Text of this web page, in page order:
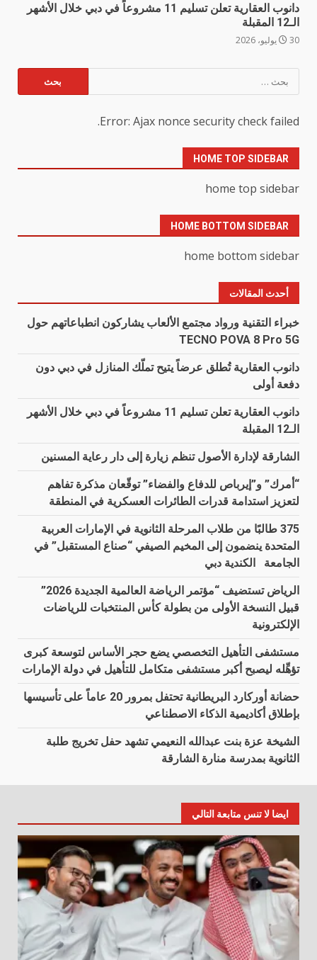
دانوب العقارية تعلن تسليم 11 مشروعاً في دبي خلال الأشهر
الـ12 المقبلة
30 يوليو، 2026
عن:
Error: Ajax nonce security check failed.
HOME TOP SIDEBAR
home top sidebar
HOME BOTTOM SIDEBAR
home bottom sidebar
أحدث المقالات
خبراء التقنية ورواد مجتمع الألعاب يشاركون انطباعاتهم حول
TECNO POVA 8 Pro 5G
دانوب العقارية تُطلق عرضاً يتيح تملّك المنازل في دبي دون
دفعة أولى
دانوب العقارية تعلن تسليم 11 مشروعاً في دبي خلال الأشهر
الـ12 المقبلة
الشارقة لإدارة الأصول تنظم زيارة إلى دار رعاية المسنين
“أمرك” و”إيرباص للدفاع والفضاء” توقّعان مذكرة تفاهم
لتعزيز استدامة قدرات الطائرات العسكرية في المنطقة
375 طالبًا من طلاب المرحلة الثانوية في الإمارات العربية
المتحدة ينضمون إلى المخيم الصيفي “صناع المستقبل” في
الجامعة الكندية دبي
الرياض تستضيف “مؤتمر الرياضة العالمية الجديدة 2026”
قبيل النسخة الأولى من بطولة كأس المنتخبات للرياضات
الإلكترونية
مستشفى التأهيل التخصصي يضع حجر الأساس لتوسعة كبرى
تؤهِّله ليصبح أكبر مستشفى متكامل للتأهيل في دولة الإمارات
حضانة أوركارد البريطانية تحتفل بمرور 20 عاماً على تأسيسها
بإطلاق أكاديمية الذكاء الاصطناعي
الشيخة عزة بنت عبدالله النعيمي تشهد حفل تخريج طلبة
الثانوية بمدرسة منارة الشارقة
ايضا لا تنس متابعة التالي